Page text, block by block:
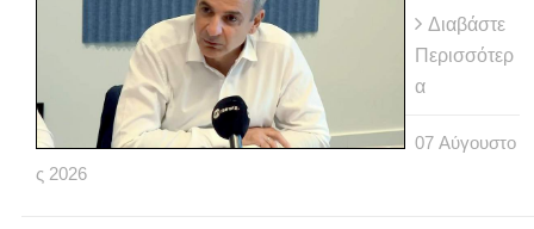
Διαβάστε
Περισσότερ
α
07 Αύγουστο
ς 2026